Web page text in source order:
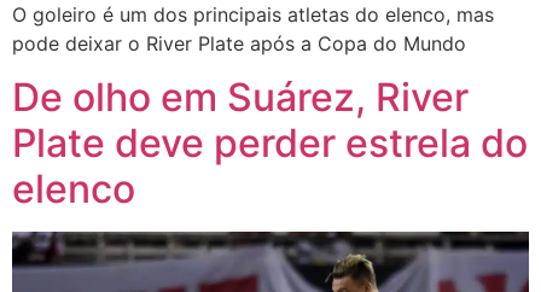
O goleiro é um dos principais atletas do elenco, mas
pode deixar o River Plate após a Copa do Mundo
De olho em Suárez, River
Plate deve perder estrela do
elenco